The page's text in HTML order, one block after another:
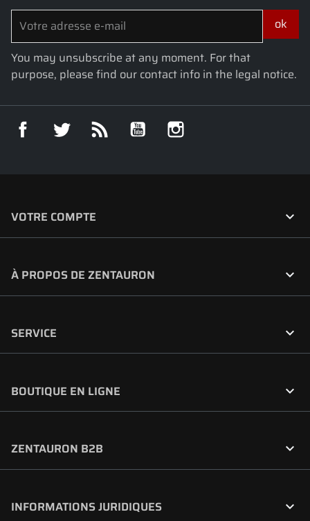
You may unsubscribe at any moment. For that
purpose, please find our contact info in the legal notice.
Facebook Twitter YouTube
VOTRE COMPTE 
À PROPOS DE ZENTAURON 
SERVICE 
BOUTIQUE EN LIGNE 
ZENTAURON B2B 
INFORMATIONS JURIDIQUES 